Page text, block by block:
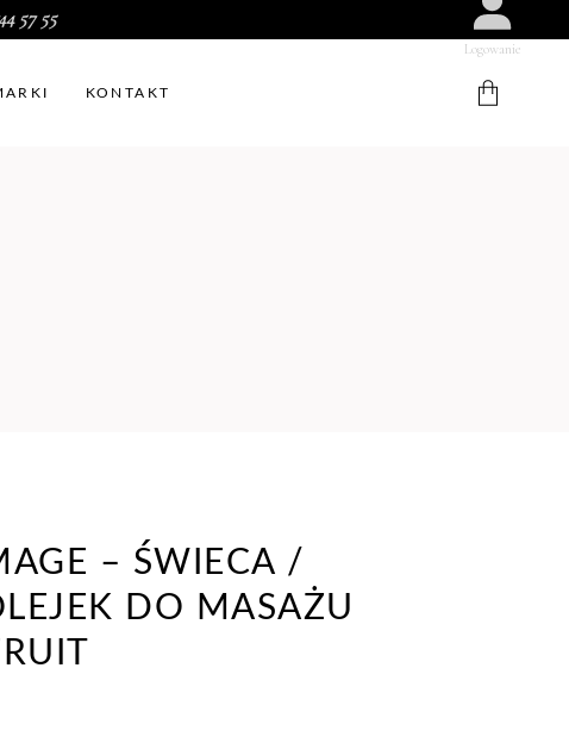
57 55
Logowanie
KONTAKT
– ŚWIECA /
DO MASAŻU